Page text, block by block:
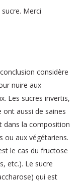
Merci
considère
nuire aux
Les sucres invertis,
aussi de saines
dans la composition
ou aux végétariens.
le cas du fructose
etc.). Le sucre
qui est